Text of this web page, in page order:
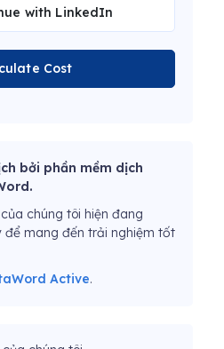
with LinkedIn
Cost
bởi phần mềm dịch
chúng tôi hiện đang
để mang đến trải nghiệm tốt
Active.